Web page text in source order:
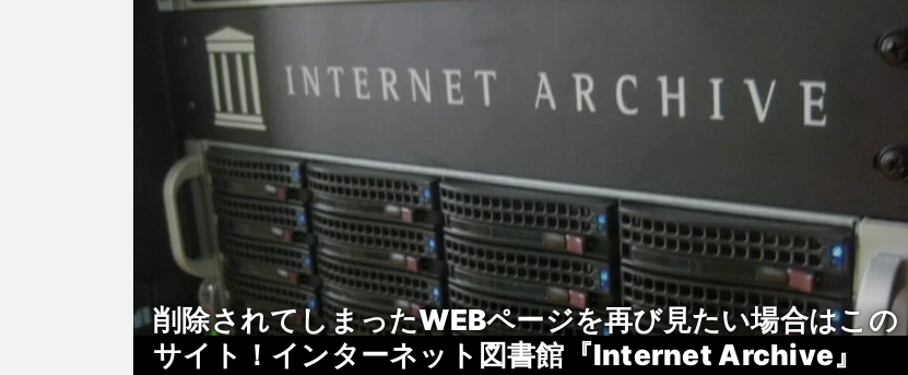
削除されてしまったWEBページを再び見たい場合はこの
サイト！インターネット図書館『Internet Archive』